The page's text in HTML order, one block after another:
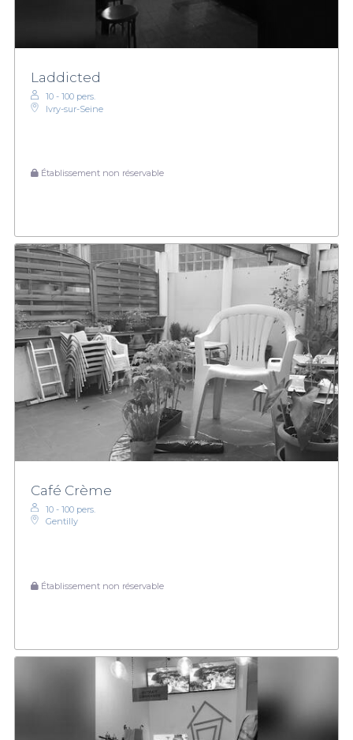
Laddicted
10 - 100 pers.
Ivry-sur-Seine
Établissement non réservable
Café Crème
10 - 100 pers.
Gentilly
Établissement non réservable